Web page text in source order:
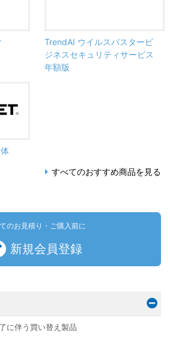
TrendAI ウイルスバスタービ
ジネスセキュリティサービス
年額版
すべてのおすすめ商品を見る
のお見積り・ご購入前に
新規会員登録
に伴う買い替え製品